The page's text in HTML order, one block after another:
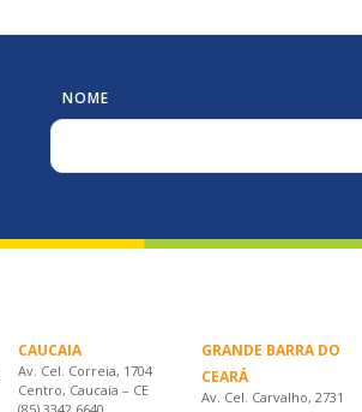
NOME
CAUCAIA
Av. Cel. Correia, 1704
Centro, Caucaia – CE
(85) 3342.6640
GRANDE BARRA DO
CEARÁ
Av. Cel. Carvalho, 2731